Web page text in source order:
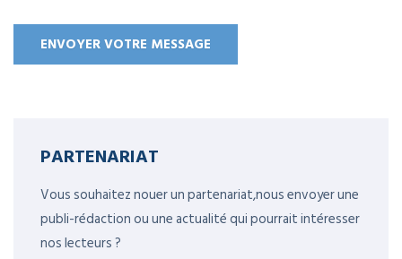
PARTENARIAT
Vous souhaitez nouer un partenariat,nous envoyer une
publi-rédaction ou une actualité qui pourrait intéresser
nos lecteurs ?